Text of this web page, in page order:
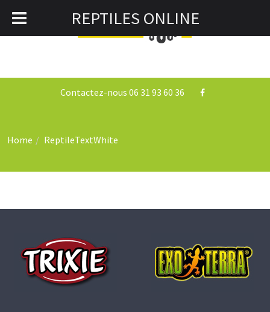
Contactez-nous 06 31 93 60 36
Home ReptileTextWhite
REPTILES ONLINE